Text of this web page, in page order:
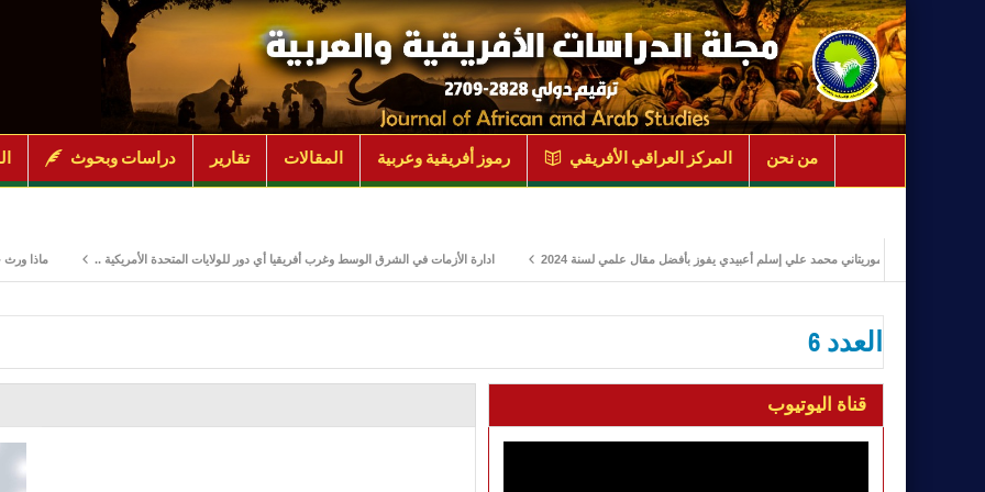
دراسات وبحوث تقارير المقالات رموز أفريقية وعربية المركز العراقي الأفريقي من نحن
ماذا ورث جنوب ادارة الأزمات في الشرق الوسط وغرب أفريقيا أي دور للولايات المتحدة الأمريكية .. الباحث الموريتاني محمد علي إسلم أعبيدي يفوز بأفضل مقال علمي لسنة 2024
العدد 6
قناة اليوتيوب